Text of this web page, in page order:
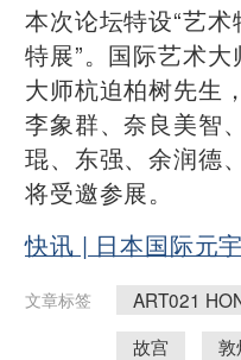
本次论坛特设“艺
特展”。国际艺术
大师杭迫柏树先生
李象群、奈良美智
琨、东强、余润德
将受邀参展。
快讯 | 日本国际元
文章标签 ART021
故宫
敦